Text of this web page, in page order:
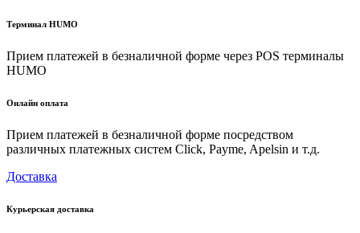
Терминал HUMO
Прием платежей в безналичной форме через POS терминалы
HUMO
Онлайн оплата
Прием платежей в безналичной форме посредством
различных платежных систем Click, Payme, Apelsin и т.д.
Доставка
Курьерская доставка